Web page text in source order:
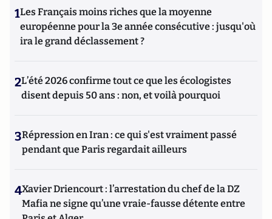
1Les Français moins riches que la moyenne
européenne pour la 3e année consécutive : jusqu'où
ira le grand déclassement ?
2L’été 2026 confirme tout ce que les écologistes
disent depuis 50 ans : non, et voilà pourquoi
3Répression en Iran : ce qui s'est vraiment passé
pendant que Paris regardait ailleurs
4Xavier Driencourt : l’arrestation du chef de la DZ
Mafia ne signe qu’une vraie-fausse détente entre